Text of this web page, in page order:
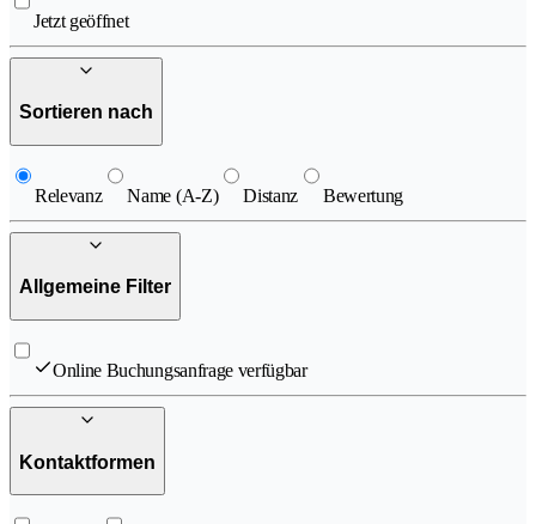
Jetzt geöffnet
Sortieren nach
Relevanz Name (A-Z) Distanz Bewertung
Allgemeine Filter
Online Buchungsanfrage verfügbar
Kontaktformen